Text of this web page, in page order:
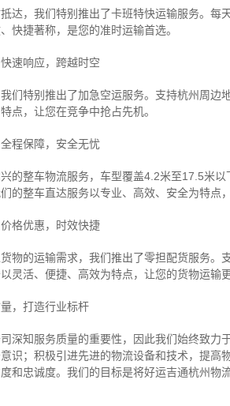
达，我们特别推出了卡班特快运输服务。
快捷著称，是您的准时运输首选。
速响应，跨越时空
们特别推出了加急空运服务。支持杭州周
点，让您在竞争中抢占先机。
程保障，安全无忧
的整车物流服务，车型覆盖4.2米至17.5米
的整车直达服务以专业、高效、安全为特点
格优惠，时效快捷
物的运输需求，我们推出了零担配货服务。
灵活、便捷、高效为特点，让您的货物运输
，打造行业标杆
深知服务质量的重要性，因此我们始终致
识；积极引进先进的物流设备和技术，提
和忠诚度。我们的目标是将好运吉通杭州